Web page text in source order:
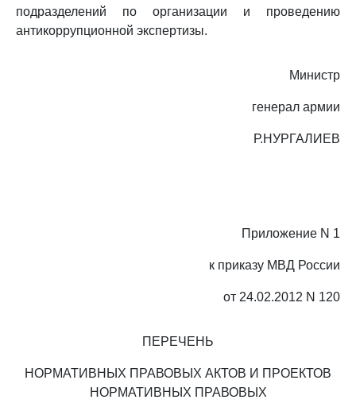
подразделений по организации и проведению
антикоррупционной экспертизы.
Министр
генерал армии
Р.НУРГАЛИЕВ
Приложение N 1
к приказу МВД России
от 24.02.2012 N 120
ПЕРЕЧЕНЬ
НОРМАТИВНЫХ ПРАВОВЫХ АКТОВ И ПРОЕКТОВ
НОРМАТИВНЫХ ПРАВОВЫХ